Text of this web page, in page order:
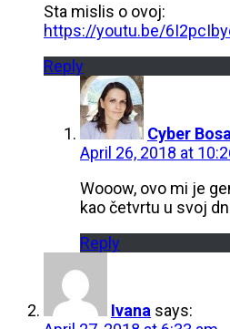
Sta mislis o ovoj:
https://youtu.be/
Reply
Cyber
April 26, 2018 at
Wooow, ovo mi je
kao četvrtu u svoj
Reply
Ivana says: